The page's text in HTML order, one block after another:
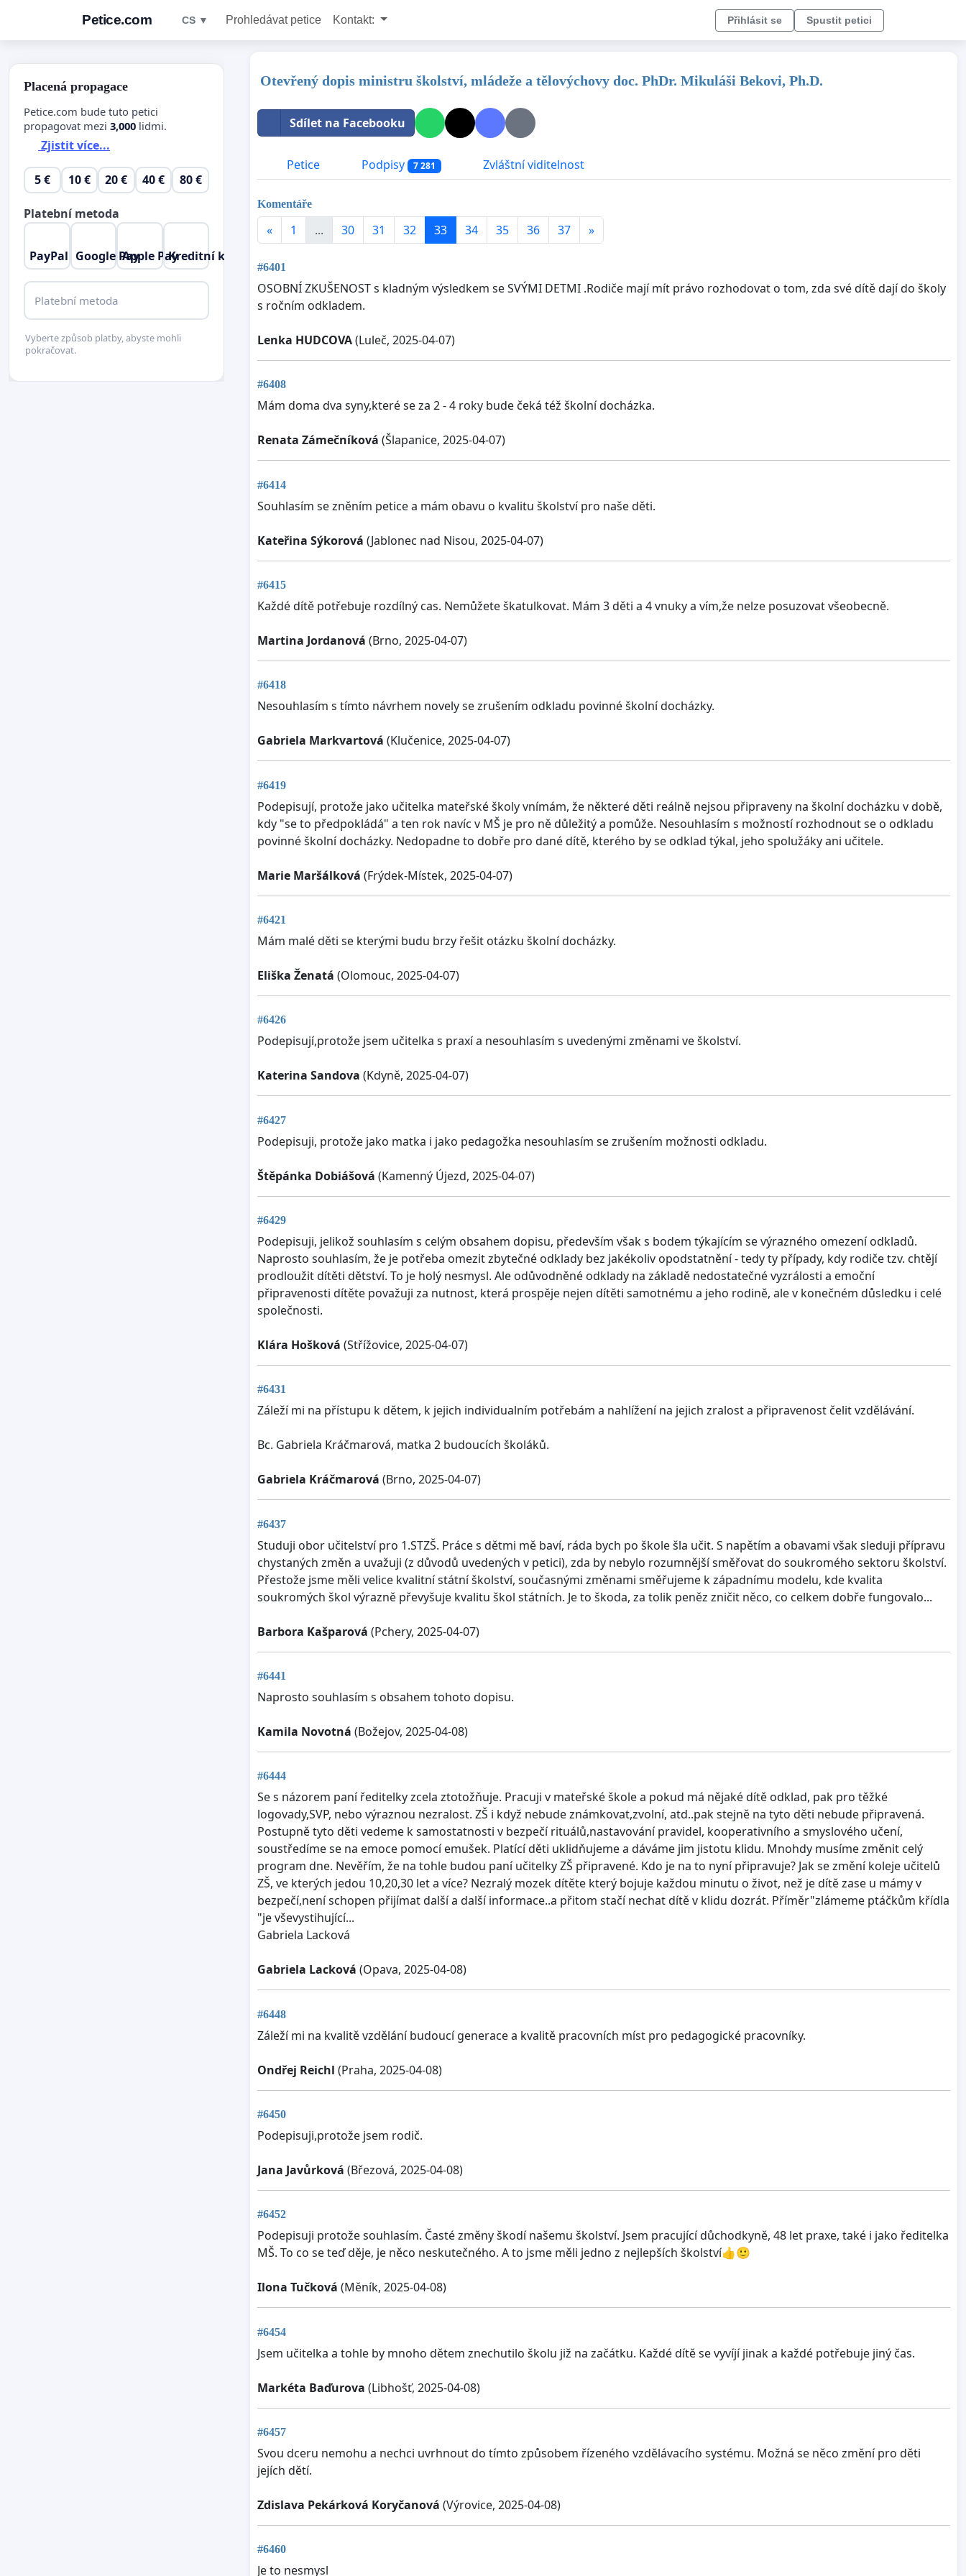
Petice.com CS ▼ Prohledávat petice Kontakt: Přihlásit se Spustit petici
Otevřený dopis ministru školství, mládeže a tělovýchovy doc. PhDr. Mikuláši Bekovi, Ph.D.
Sdílet na Facebooku
Petice Podpisy 7 281 Zvláštní viditelnost
Komentáře
« 1 ... 30 31 32 33 34 35 36 37 »
#6401
OSOBNÍ ZKUŠENOST s kladným výsledkem se SVÝMI DETMI .Rodiče mají mít právo rozhodovat o tom, zda své dítě dají do školy
s ročním odkladem.
Lenka HUDCOVA(Luleč, 2025-04-07)
#6408
Mám doma dva syny,které se za 2 - 4 roky bude čeká též školní docházka.
Renata Zámečníková (Šlapanice, 2025-04-07)
#6414
Souhlasím se zněním petice a mám obavu o kvalitu školství pro naše děti.
Kateřina Sýkorová (Jablonec nad Nisou, 2025-04-07)
#6415
Každé dítě potřebuje rozdílný cas. Nemůžete škatulkovat. Mám 3 děti a 4 vnuky a vím,že nelze posuzovat všeobecně.
Martina Jordanová (Brno, 2025-04-07)
#6418
Nesouhlasím s tímto návrhem novely se zrušením odkladu povinné školní docházky.
Gabriela Markvartová (Klučenice, 2025-04-07)
#6419
Podepisují, protože jako učitelka mateřské školy vnímám, že některé děti reálně nejsou připraveny na školní docházku v době,
kdy "se to předpokládá" a ten rok navíc v MŠ je pro ně důležitý a pomůže. Nesouhlasím s možností rozhodnout se o odkladu
povinné školní docházky. Nedopadne to dobře pro dané dítě, kterého by se odklad týkal, jeho spolužáky ani učitele.
Marie Maršálková (Frýdek-Místek, 2025-04-07)
#6421
Mám malé děti se kterými budu brzy řešit otázku školní docházky.
Eliška Ženatá (Olomouc, 2025-04-07)
#6426
Podepisují,protože jsem učitelka s praxí a nesouhlasím s uvedenými změnami ve školství.
Katerina Sandova (Kdyně, 2025-04-07)
#6427
Podepisuji, protože jako matka i jako pedagožka nesouhlasím se zrušením možnosti odkladu.
Štěpánka Dobiášová (Kamenný Újezd, 2025-04-07)
#6429
Podepisuji, jelikož souhlasím s celým obsahem dopisu, především však s bodem týkajícím se výrazného omezení odkladů.
Naprosto souhlasím, že je potřeba omezit zbytečné odklady bez jakékoliv opodstatnění - tedy ty případy, kdy rodiče tzv. chtějí
prodloužit dítěti dětství. To je holý nesmysl. Ale odůvodněné odklady na základě nedostatečné vyzrálosti a emoční
připravenosti dítěte považuji za nutnost, která prospěje nejen dítěti samotnému a jeho rodině, ale v konečném důsledku i celé
společnosti.
Klára Hošková (Střížovice, 2025-04-07)
#6431
Záleží mi na přístupu k dětem, k jejich individualním potřebám a nahlížení na jejich zralost a připravenost čelit vzdělávání.
Bc. Gabriela Kráčmarová, matka 2 budoucích školáků.
Gabriela Kráčmarová (Brno, 2025-04-07)
#6437
Studuji obor učitelství pro 1.STZŠ. Práce s dětmi mě baví, ráda bych po škole šla učit. S napětím a obavami však sleduji přípravu
chystaných změn a uvažuji (z důvodů uvedených v petici), zda by nebylo rozumnější směřovat do soukromého sektoru školství.
Přestože jsme měli velice kvalitní státní školství, současnými změnami směřujeme k západnímu modelu, kde kvalita
soukromých škol výrazně převyšuje kvalitu škol státních. Je to škoda, za tolik peněz zničit něco, co celkem dobře fungovalo...
Barbora Kašparová (Pchery, 2025-04-07)
#6441
Naprosto souhlasím s obsahem tohoto dopisu.
Kamila Novotná (Božejov, 2025-04-08)
#6444
Se s názorem paní ředitelky zcela ztotožňuje. Pracuji v mateřské škole a pokud má nějaké dítě odklad, pak pro těžké
logovady,SVP, nebo výraznou nezralost. ZŠ i když nebude známkovat,zvolní, atd..pak stejně na tyto děti nebude připravená.
Postupně tyto děti vedeme k samostatnosti v bezpečí rituálů,nastavování pravidel, kooperativního a smyslového učení,
soustředíme se na emoce pomocí emušek. Platící děti uklidňujeme a dáváme jim jistotu klidu. Mnohdy musíme změnit celý
program dne. Nevěřím, že na tohle budou paní učitelky ZŠ připravené. Kdo je na to nyní připravuje? Jak se změní koleje učitelů
ZŠ, ve kterých jedou 10,20,30 let a více? Nezralý mozek dítěte který bojuje každou minutu o život, než je dítě zase u mámy v
bezpečí,není schopen přijímat další a další informace..a přitom stačí nechat dítě v klidu dozrát. Příměr"zlámeme ptáčkům křídla
"je vševystihující...
Gabriela Lacková
Gabriela Lacková (Opava, 2025-04-08)
#6448
Záleží mi na kvalitě vzdělání budoucí generace a kvalitě pracovních míst pro pedagogické pracovníky.
Ondřej Reichl (Praha, 2025-04-08)
#6450
Podepisuji,protože jsem rodič.
Jana Javůrková (Březová, 2025-04-08)
#6452
Podepisuji protože souhlasím. Časté změny škodí našemu školství. Jsem pracující důchodkyně, 48 let praxe, také i jako ředitelka
MŠ. To co se teď děje, je něco neskutečného. A to jsme měli jedno z nejlepších školství👍🙂
Ilona Tučková (Měník, 2025-04-08)
#6454
Jsem učitelka a tohle by mnoho dětem znechutilo školu již na začátku. Každé dítě se vyvíjí jinak a každé potřebuje jiný čas.
Markéta Baďurova (Libhošť, 2025-04-08)
#6457
Svou dceru nemohu a nechci uvrhnout do tímto způsobem řízeného vzdělávacího systému. Možná se něco změní pro děti
jejích dětí.
Zdislava Pekárková Koryčanová (Výrovice, 2025-04-08)
#6460
Je to nesmysl
Placená propagace
Petice.com bude tuto petici
propagovat mezi 3,000 lidmi.
Zjistit více...
5 € 10 € 20 € 40 € 80 €
Platební metoda
PayPal Google PayApple PayKreditní karta
Platební metoda
Vyberte způsob platby, abyste mohli
pokračovat.